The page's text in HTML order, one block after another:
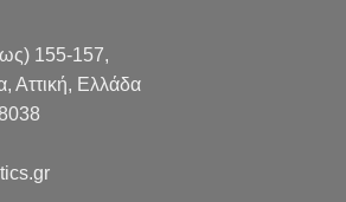
155-157,
Αττική, Ελλάδα